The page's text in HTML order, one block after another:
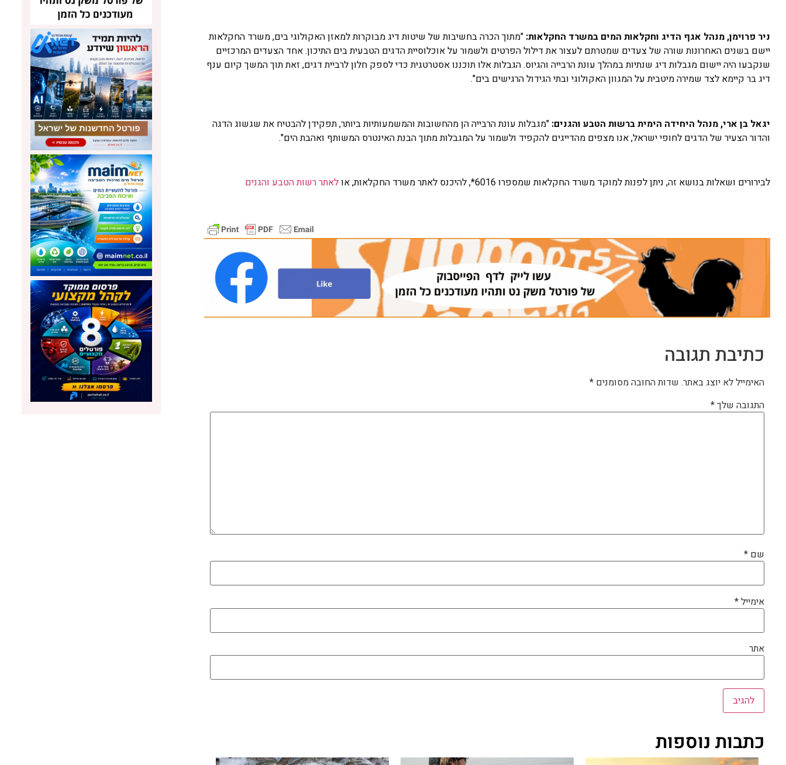
ניר פרוימן, מנהל אגף הדיג וחקלאות המים במשרד החקלאות: "מתוך הכרה בחשיבות של שיטות דיג מבוקרות למאזן האקולוגי בים, משרד החקלאות
יישם בשנים האחרונות שורה של צעדים שמטרתם לעצור את דילול הפרטים ולשמור על אוכלוסיית הדגים הטבעית בים התיכון. אחד הצעדים המרכזיים
שנקבעו היה יישום מגבלות דיג שנתיות במהלך עונת הרבייה והגיוס. הגבלות אלו תוכננו אסטרטגית כדי לספק חלון לרביית דגים, זאת תוך המשך קיום ענף
דיג בר קיימא לצד שמירה מיטבית על המגוון האקולוגי ובתי הגידול הרגישים בים".
יגאל בן ארי, מנהל היחידה הימית ברשות הטבע והגנים: "מגבלות עונת הרבייה הן מהחשובות והמשמעותיות ביותר, תפקידן להבטיח את שגשוג הדגה
והדור הצעיר של הדגים לחופי ישראל, אנו מצפים מהדייגים להקפיד ולשמור על המגבלות מתוך הבנת האינטרס המשותף ואהבת הים".
לבירורים ושאלות בנושא זה, ניתן לפנות למוקד משרד החקלאות שמספרו 6016*, להיכנס לאתר משרד החקלאות, או לאתר רשות הטבע והגנים
כתיבת תגובה
האימייל לא יוצג באתר. שדות החובה מסומנים *
התגובה שלך*
שם *
אימייל*
אתר
כתבות נוספות